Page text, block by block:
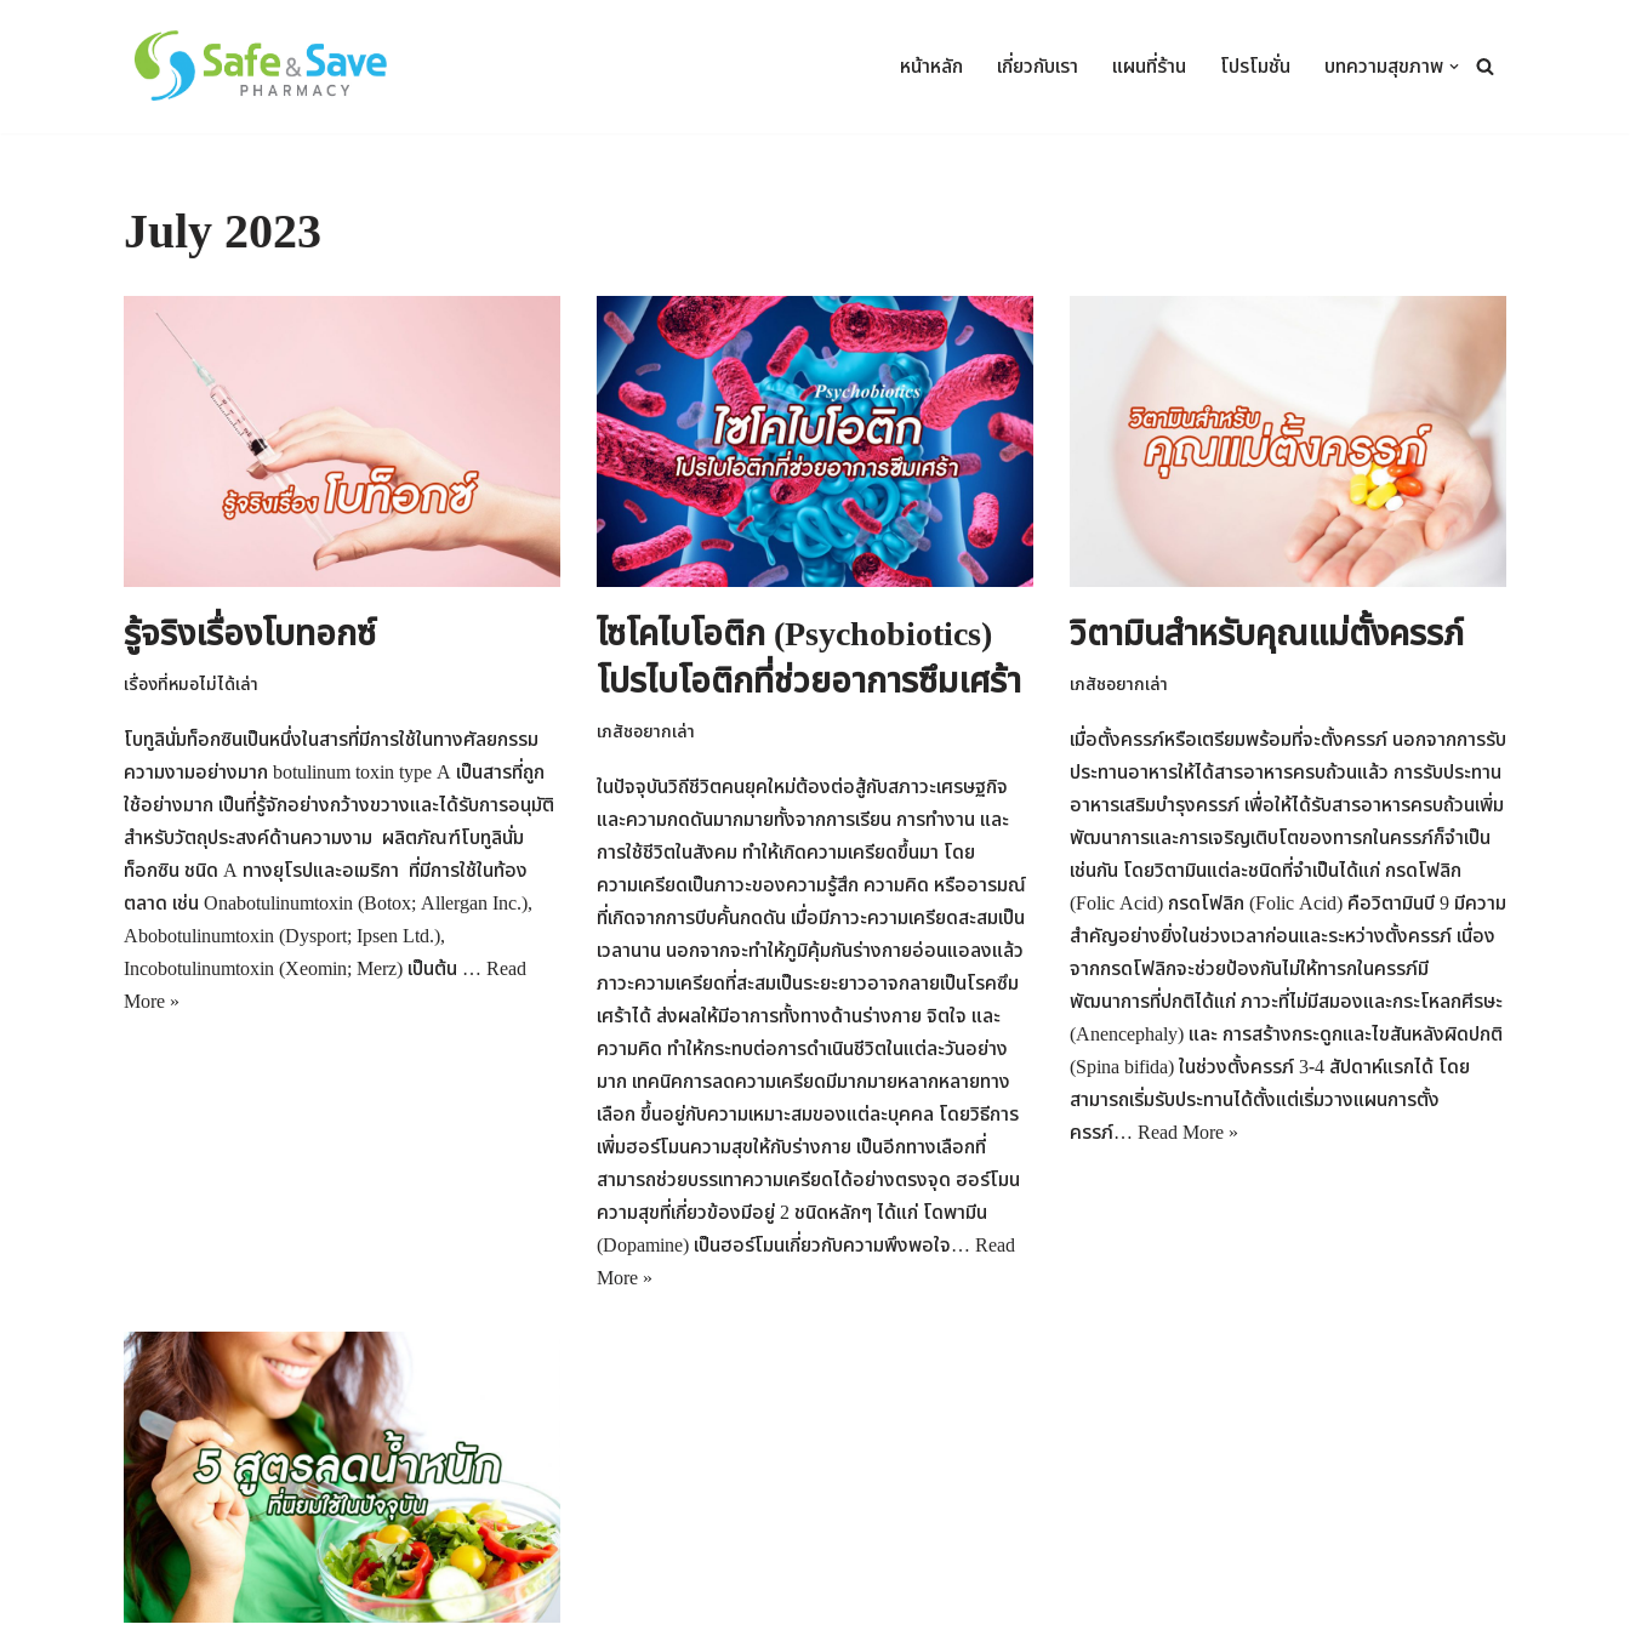
หน้าหลัก เกี่ยวกับเรา แผนที่ร้าน โปรโมชั่น บทความสุขภาพ
July 2023
รู้จริงเรื่องโบทอกซ์
เรื่องที่หมอไม่ได้เล่า
โบทูลินั่มท็อกซินเป็นหนึ่งในสารที่มีการใช้ในทางศัลยกรรม
ความงามอย่างมาก botulinum toxin type A เป็นสารที่ถูก
ใช้อย่างมาก เป็นที่รู้จักอย่างกว้างขวางและได้รับการอนุมัติ
สำหรับวัตถุประสงค์ด้านความงาม ผลิตภัณฑ์โบทูลินั่ม
ท็อกซิน ชนิด A ทางยุโรปและอเมริกา ที่มีการใช้ในท้อง
ตลาด เช่น Onabotulinumtoxin (Botox; Allergan Inc.),
Abobotulinumtoxin (Dysport; Ipsen Ltd.),
Incobotulinumtoxin (Xeomin; Merz) เป็นต้น … Read
More »
ไซโคไบโอติก (Psychobiotics)
โปรไบโอติกที่ช่วยอาการซึมเศร้า
เภสัชอยากเล่า
ในปัจจุบันวิถีชีวิตคนยุคใหม่ต้องต่อสู้กับสภาวะเศรษฐกิจ
และความกดดันมากมายทั้งจากการเรียน การทำงาน และ
การใช้ชีวิตในสังคม ทำให้เกิดความเครียดขึ้นมา โดย
ความเครียดเป็นภาวะของความรู้สึก ความคิด หรืออารมณ์
ที่เกิดจากการบีบคั้นกดดัน เมื่อมีภาวะความเครียดสะสมเป็น
เวลานาน นอกจากจะทำให้ภูมิคุ้มกันร่างกายอ่อนแอลงแล้ว
ภาวะความเครียดที่สะสมเป็นระยะยาวอาจกลายเป็นโรคซึม
เศร้าได้ ส่งผลให้มีอาการทั้งทางด้านร่างกาย จิตใจ และ
ความคิด ทำให้กระทบต่อการดำเนินชีวิตในแต่ละวันอย่าง
มาก เทคนิคการลดความเครียดมีมากมายหลากหลายทาง
เลือก ขึ้นอยู่กับความเหมาะสมของแต่ละบุคคล โดยวิธีการ
เพิ่มฮอร์โมนความสุขให้กับร่างกาย เป็นอีกทางเลือกที่
สามารถช่วยบรรเทาความเครียดได้อย่างตรงจุด ฮอร์โมน
ความสุขที่เกี่ยวข้องมีอยู่ 2 ชนิดหลักๆ ได้แก่ โดพามีน
(Dopamine) เป็นฮอร์โมนเกี่ยวกับความพึงพอใจ… Read
More »
วิตามินสำหรับคุณแม่ตั้งครรภ์
เภสัชอยากเล่า
เมื่อตั้งครรภ์หรือเตรียมพร้อมที่จะตั้งครรภ์ นอกจากการรับ
ประทานอาหารให้ได้สารอาหารครบถ้วนแล้ว การรับประทาน
อาหารเสริมบำรุงครรภ์ เพื่อให้ได้รับสารอาหารครบถ้วนเพิ่ม
พัฒนาการและการเจริญเติบโตของทารกในครรภ์ก็จำเป็น
เช่นกัน โดยวิตามินแต่ละชนิดที่จำเป็นได้แก่ กรดโฟลิก
(Folic Acid) กรดโฟลิก (Folic Acid) คือวิตามินบี 9 มีความ
สำคัญอย่างยิ่งในช่วงเวลาก่อนและระหว่างตั้งครรภ์ เนื่อง
จากกรดโฟลิกจะช่วยป้องกันไม่ให้ทารกในครรภ์มี
พัฒนาการที่ปกติได้แก่ ภาวะที่ไม่มีสมองและกระโหลกศีรษะ
(Anencephaly) และ การสร้างกระดูกและไขสันหลังผิดปกติ
(Spina bifida) ในช่วงตั้งครรภ์ 3-4 สัปดาห์แรกได้ โดย
สามารถเริ่มรับประทานได้ตั้งแต่เริ่มวางแผนการตั้ง
ครรภ์… Read More »